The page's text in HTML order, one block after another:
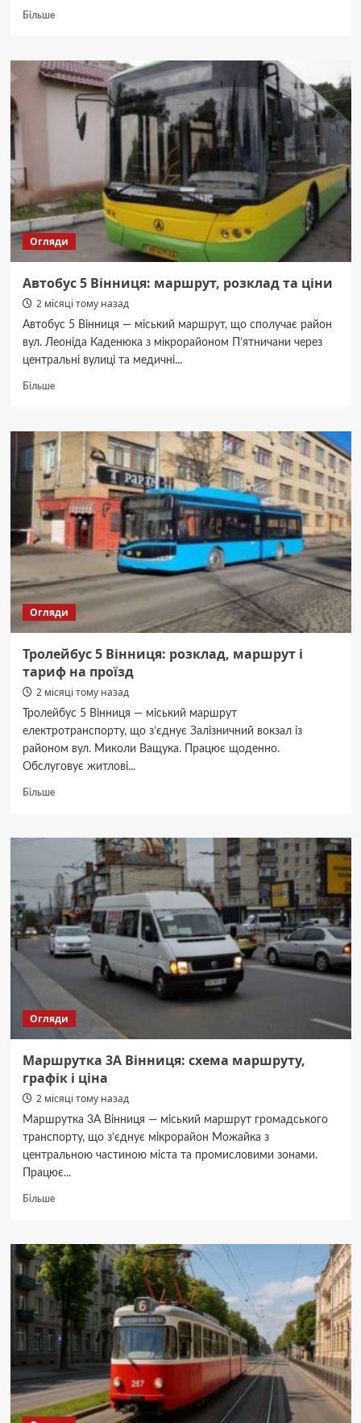
БільшеДокладніше
3Б
Вінниця:
схема
маршруту,
проїзду
Огляди
Автобус 5 Вінниця: маршрут, розклад та ціни
2 місяці тому назад
Автобус 5 Вінниця — міський маршрут, що сполучає район
вул. Леоніда Каденюка з мікрорайоном П’ятничани через
центральні вулиці та медичні...
БільшеДокладніше
5
Вінниця:
маршрут,
розклад
та
ціни
Огляди
Тролейбус 5 Вінниця: розклад, маршрут і
тариф на проїзд
2 місяці тому назад
Тролейбус 5 Вінниця — міський маршрут
електротранспорту, що з’єднує Залізничний вокзал із
районом вул. Миколи Ващука. Працює щоденно.
Обслуговує житлові...
БільшеДокладніше
5
розклад,
маршрут
тариф
на
проїзд
Огляди
Маршрутка 3А Вінниця: схема маршруту,
графік і ціна
2 місяці тому назад
Маршрутка 3А Вінниця — міський маршрут громадського
транспорту, що з’єднує мікрорайон Можайка з
центральною частиною міста та промисловими зонами.
Працює...
БільшеДокладніше
3А
Вінниця:
схема
маршруту,
графік
і
ціна